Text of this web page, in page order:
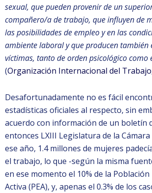
sexual, que pueden provenir de un
compañero/a de trabajo, que influyen de
las posibilidades de empleo y en las
ambiente laboral y que producen también
víctimas, tanto de orden psicológico como
(Organización Internacional del Trabajo
Desafortunadamente no es fácil
estadísticas oficiales al respecto, sin
acuerdo con información de un boletín
entonces LXIII Legislatura de la
ese año, 1.4 millones de mujeres
el trabajo, lo que -según la misma
en ese momento el 10% de la
Activa (PEA), y, apenas el 0.3% de los